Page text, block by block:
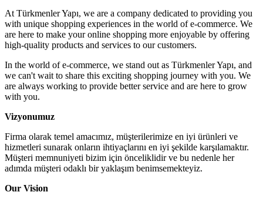
At Türkmenler Yapı, we are a company dedicated to providing you
with unique shopping experiences in the world of e-commerce. We
are here to make your online shopping more enjoyable by offering
high-quality products and services to our customers.
In the world of e-commerce, we stand out as Türkmenler Yapı, and
we can't wait to share this exciting shopping journey with you. We
are always working to provide better service and are here to grow
with you.
Vizyonumuz
Firma olarak temel amacımız, müşterilerimize en iyi ürünleri ve
hizmetleri sunarak onların ihtiyaçlarını en iyi şekilde karşılamaktır.
Müşteri memnuniyeti bizim için önceliklidir ve bu nedenle her
adımda müşteri odaklı bir yaklaşım benimsemekteyiz.
Our Vision